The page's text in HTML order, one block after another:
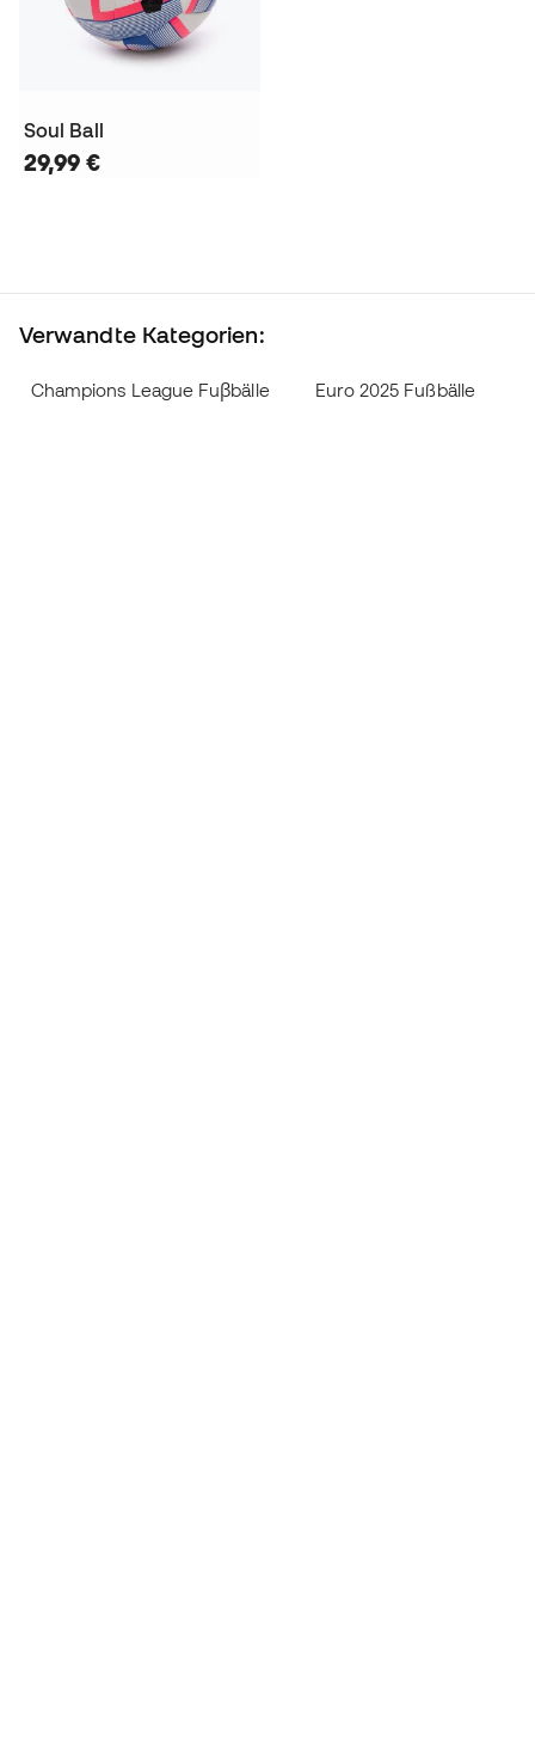
Soul Ball
29,99 €
Verwandte Kategorien:
Champions League Fuβbälle Euro 2025 Fußbälle